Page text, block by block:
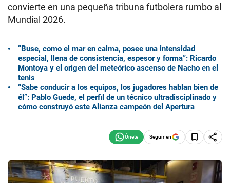
convierte en una pequeña tribuna futbolera rumbo al
Mundial 2026.
“Buse, como el mar en calma, posee una intensidad
especial, llena de consistencia, espesor y forma”: Ricardo
Montoya y el origen del meteórico ascenso de Nacho en el
tenis
“Sabe conducir a los equipos, los jugadores hablan bien de
él”: Pablo Guede, el perfil de un técnico ultradisciplinado y
cómo construyó este Alianza campeón del Apertura
Seguir en